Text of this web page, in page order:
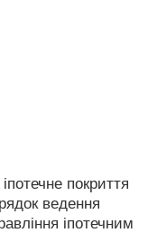
покриття
ведення
іпотечним